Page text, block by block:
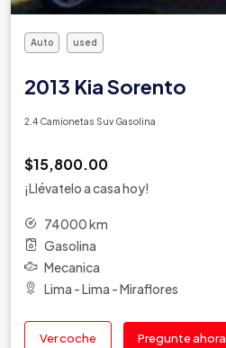
Auto used
2013 Kia Sorento
2.4 Camionetas Suv Gasolina
$15,800.00
¡Llévatelo a casa hoy!
74000 km
Gasolina
Mecanica
Lima - Lima - Miraflores
Ver coche Pregunte ahora